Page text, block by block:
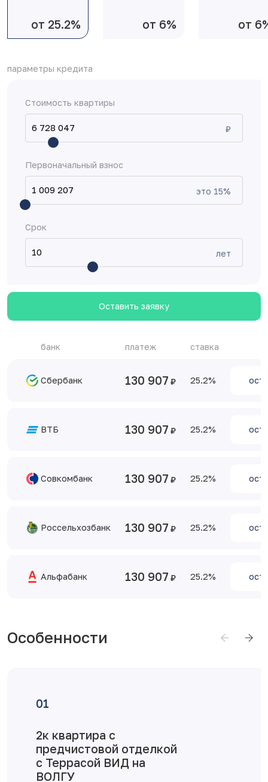
от 25.2% от 6% от
параметры кредита
Стоимость квартиры
₽
Первоначальный взнос
это 15%
Срок
лет
Оставить заявку
банк платеж ставка
Сбербанк 130 907 25.2
ВТБ 130 907 25.2
Совкомбанк 130 907 25.2
Россельхозбанк 130 907 25.2
Альфабанк 130 907 25.2
Особенности
2к квартира с
предчистовой отделкой
с Террасой ВИД на
ВОЛГУ